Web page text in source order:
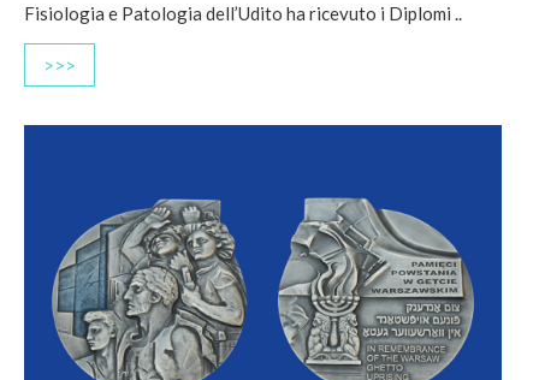
Fisiologia e Patologia dell’Udito ha ricevuto i Diplomi ..
>>>